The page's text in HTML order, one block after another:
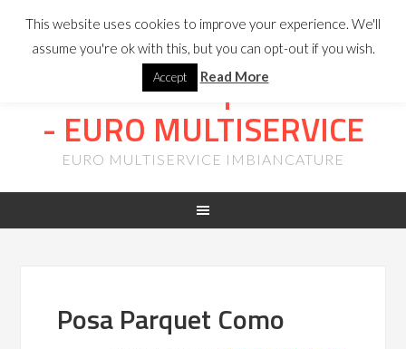
8298964-ristrutturazione.preventivo@gmail.com
Lamatura Parquet Milano
- EURO MULTISERVICE
EURO MULTISERVICE IMBIANCATURE
Posa Parquet Como
This website uses cookies to improve your experience. We'll
assume you're ok with this, but you can opt-out if you wish.
Accept Read More